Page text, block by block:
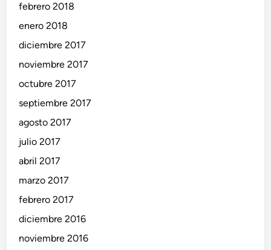
febrero 2018
enero 2018
diciembre 2017
noviembre 2017
octubre 2017
septiembre 2017
agosto 2017
julio 2017
abril 2017
marzo 2017
febrero 2017
diciembre 2016
noviembre 2016